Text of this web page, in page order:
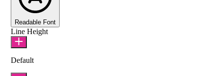
Readable Font
Line Height
Default